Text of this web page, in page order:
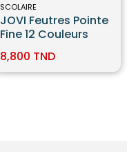
SCOLAIRE
JOVI Feutres Pointe
Fine 12 Couleurs
8,800 TND